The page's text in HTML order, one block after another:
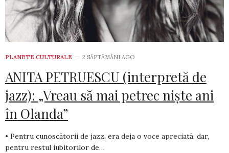
PLANETE CULTURALE 2 SĂPTĂMÂNI AGO
ANITA PETRUESCU (interpretă de
jazz): „Vreau să mai petrec niște ani
în Olanda”
• Pentru cunoscătorii de jazz, era deja o voce apreciată, dar,
pentru restul iubitorilor de…